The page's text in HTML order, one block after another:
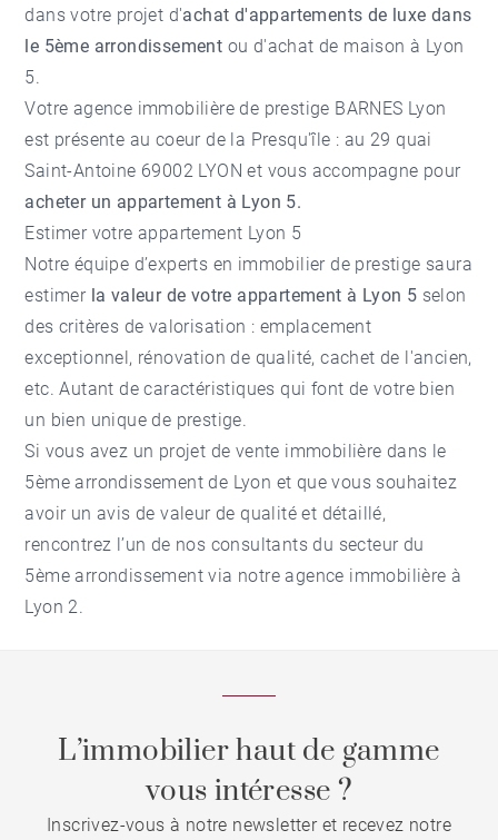
dans votre projet d'achat d'appartements de luxe dans
le 5ème arrondissement ou d'achat de maison à Lyon
5.
Votre agence immobilière de prestige BARNES Lyon
est présente au coeur de la Presqu'île : au 29 quai
Saint-Antoine 69002 LYON et vous accompagne pour
acheter un appartement à Lyon 5.
Estimer votre appartement Lyon 5
Notre équipe d’experts en immobilier de prestige saura
estimer la valeur de votre appartement à Lyon 5 selon
des critères de valorisation : emplacement
exceptionnel, rénovation de qualité, cachet de l'ancien,
etc. Autant de caractéristiques qui font de votre bien
un bien unique de prestige.
Si vous avez un projet de vente immobilière dans le
5ème arrondissement de Lyon et que vous souhaitez
avoir un avis de valeur de qualité et détaillé,
rencontrez l’un de nos consultants du secteur du
5ème arrondissement via notreagence immobilière à
Lyon 2.
L’immobilier haut de gamme
vous intéresse ?
Inscrivez-vous à notre newsletter et recevez notre